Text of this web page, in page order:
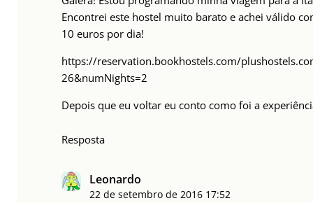
Encontrei este hostel muito barato e achei válido
10 euros por dia!
https://reservation.bookhostels.com/
26&numNights=2
Depois que eu voltar eu conto como foi a
Resposta
Leonardo
22 de setembro de 2016 17:52